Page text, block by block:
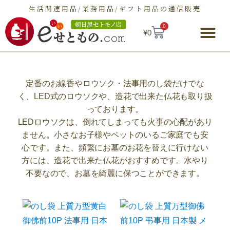
生活関連用品/業務用品/ギフト用品の通信販売
¥0
0
定番のお線香やロウソク・法事用のし袋だけでな
く、LED式のロウソクや、造花で出来た仏花も取り扱
っております。
LEDロウソクは、倒れてしまっても火事の心配があり
ません。小さなお子様やペットのいるご家庭でも安
心です。また、頻繁にお墓のお花を替えに行けない
方には、造花で出来た仏花がおすすめです。水やり
不要なので、お墓を綺麗に保つことができます。